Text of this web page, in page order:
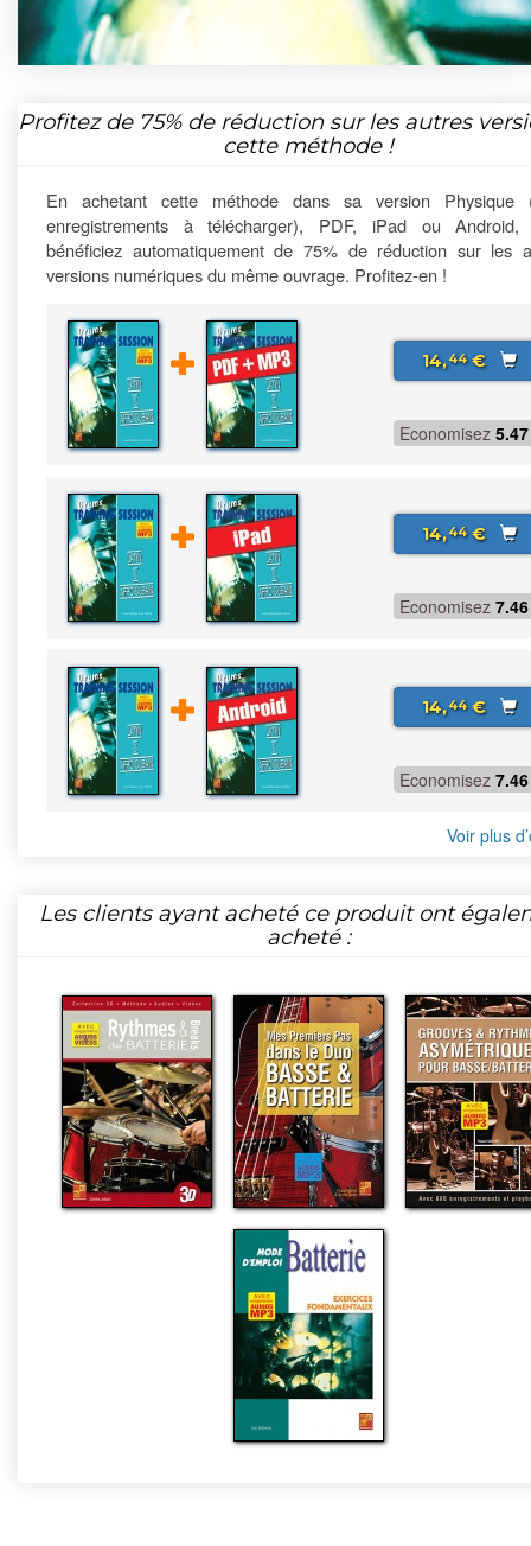
Profitez de 75%de réduction sur les autres
cette méthode !
En achetant cette méthode dans sa version Physique
enregistrements à télécharger), PDF, iPad ou Android,
bénéficiez automatiquement de 75% de réduction sur les
versions numériques du même ouvrage. Profitez-en !
14,44€
Economisez 5.47
14,44€
Economisez 7.46
14,44€
Economisez 7.46
Voir plus
Les clients ayant acheté ce produit ont
acheté :